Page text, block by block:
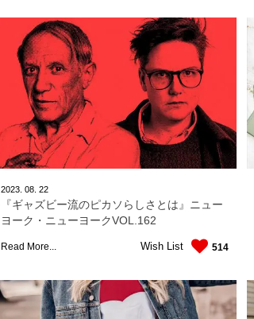
2023. 08. 22
『ギャズビー流のピカソらしさとは』ニュー
ヨーク・ニューヨークVOL.162
Read More... 514
Wish List